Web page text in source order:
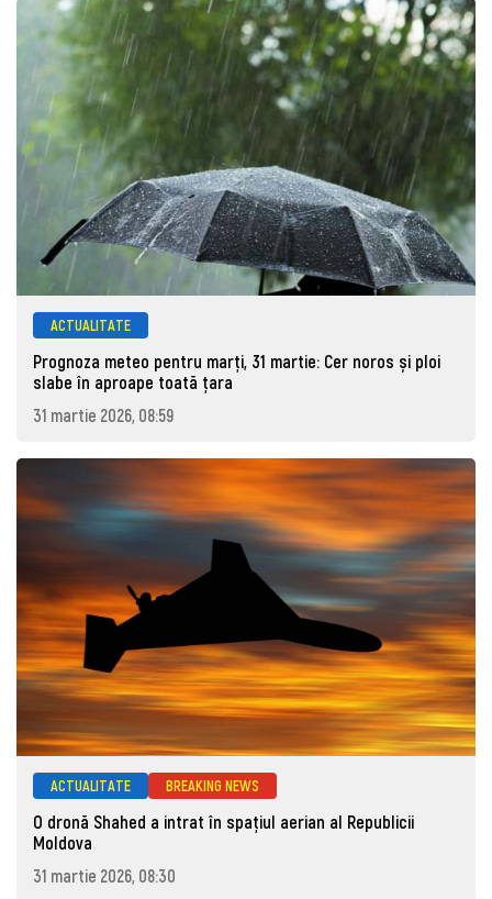
ACTUALITATE
Prognoza meteo pentru marţi, 31 martie: Cer noros și ploi
slabe în aproape toată țara
31 martie 2026, 08:59
ACTUALITATE BREAKING NEWS
O dronă Shahed a intrat în spațiul aerian al Republicii
Moldova
31 martie 2026, 08:30